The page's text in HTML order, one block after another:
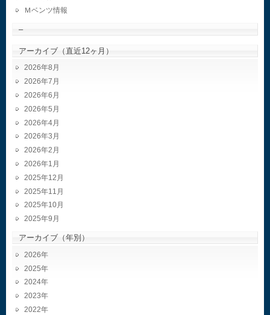
Ｍベンツ情報
–
アーカイブ（直近12ヶ月）
2026年8月
2026年7月
2026年6月
2026年5月
2026年4月
2026年3月
2026年2月
2026年1月
2025年12月
2025年11月
2025年10月
2025年9月
アーカイブ（年別）
2026
2025
2024
2023
2022